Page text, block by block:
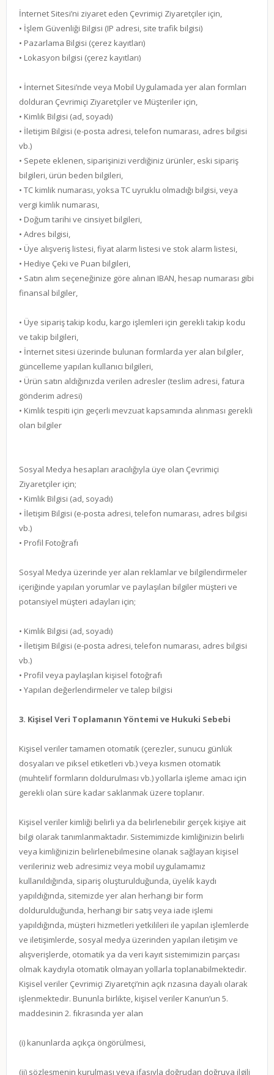
İnternet Sitesi’ni ziyaret eden Çevrimiçi Ziyaretçiler için,
• İşlem Güvenliği Bilgisi (IP adresi, site trafik bilgisi)
• Pazarlama Bilgisi (çerez kayıtları)
• Lokasyon bilgisi (çerez kayıtları)
• İnternet Sitesi’nde veya Mobil Uygulamada yer alan formları
dolduran Çevrimiçi Ziyaretçiler ve Müşteriler için,
• Kimlik Bilgisi (ad, soyadı)
• İletişim Bilgisi (e-posta adresi, telefon numarası, adres bilgisi
vb.)
• Sepete eklenen, siparişinizi verdiğiniz ürünler, eski sipariş
bilgileri, ürün beden bilgileri,
• TC kimlik numarası, yoksa TC uyruklu olmadığı bilgisi, veya
vergi kimlik numarası,
• Doğum tarihi ve cinsiyet bilgileri,
• Adres bilgisi,
• Üye alışveriş listesi, fiyat alarm listesi ve stok alarm listesi,
• Hediye Çeki ve Puan bilgileri,
• Satın alım seçeneğinize göre alınan IBAN, hesap numarası gibi
finansal bilgiler,
• Üye sipariş takip kodu, kargo işlemleri için gerekli takip kodu
ve takip bilgileri,
• İnternet sitesi üzerinde bulunan formlarda yer alan bilgiler,
güncelleme yapılan kullanıcı bilgileri,
• Ürün satın aldığınızda verilen adresler (teslim adresi, fatura
gönderim adresi)
• Kimlik tespiti için geçerli mevzuat kapsamında alınması gerekli
olan bilgiler
Sosyal Medya hesapları aracılığıyla üye olan Çevrimiçi
Ziyaretçiler için;
• Kimlik Bilgisi (ad, soyadı)
• İletişim Bilgisi (e-posta adresi, telefon numarası, adres bilgisi
vb.)
• Profil Fotoğrafı
Sosyal Medya üzerinde yer alan reklamlar ve bilgilendirmeler
içeriğinde yapılan yorumlar ve paylaşılan bilgiler müşteri ve
potansiyel müşteri adayları için;
• Kimlik Bilgisi (ad, soyadı)
• İletişim Bilgisi (e-posta adresi, telefon numarası, adres bilgisi
vb.)
• Profil veya paylaşılan kişisel fotoğrafı
• Yapılan değerlendirmeler ve talep bilgisi
3. Kişisel Veri Toplamanın Yöntemi ve Hukuki Sebebi
Kişisel veriler tamamen otomatik (çerezler, sunucu günlük
dosyaları ve piksel etiketleri vb.) veya kısmen otomatik
(muhtelif formların doldurulması vb.) yollarla işleme amacı için
gerekli olan süre kadar saklanmak üzere toplanır.
Kişisel veriler kimliği belirli ya da belirlenebilir gerçek kişiye ait
bilgi olarak tanımlanmaktadır. Sistemimizde kimliğinizin belirli
veya kimliğinizin belirlenebilmesine olanak sağlayan kişisel
verileriniz web adresimiz veya mobil uygulamamız
kullanıldığında, sipariş oluşturulduğunda, üyelik kaydı
yapıldığında, sitemizde yer alan herhangi bir form
doldurulduğunda, herhangi bir satış veya iade işlemi
yapıldığında, müşteri hizmetleri yetkilileri ile yapılan işlemlerde
ve iletişimlerde, sosyal medya üzerinden yapılan iletişim ve
alışverişlerde, otomatik ya da veri kayıt sistemimizin parçası
olmak kaydıyla otomatik olmayan yollarla toplanabilmektedir.
Kişisel veriler Çevrimiçi Ziyaretçi’nin açık rızasına dayalı olarak
işlenmektedir. Bununla birlikte, kişisel veriler Kanun’un 5.
maddesinin 2. fıkrasında yer alan
(i) kanunlarda açıkça öngörülmesi,
(ii) sözleşmenin kurulması veya ifasıyla doğrudan doğruya ilgili